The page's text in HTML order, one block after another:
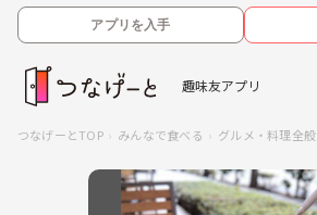
アプリを入手
趣味友アプリ
つなげーとTOP みんなで食べる グルメ・料理全般